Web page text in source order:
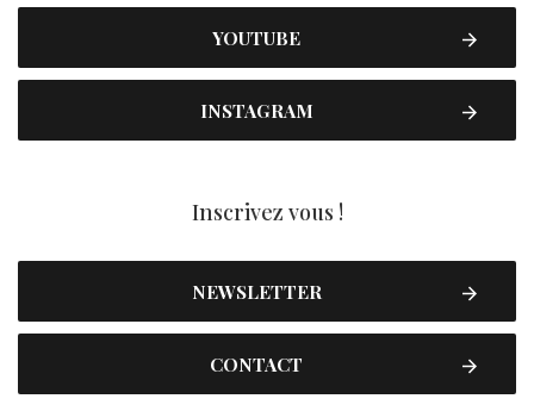
YOUTUBE
INSTAGRAM
Inscrivez vous !
NEWSLETTER
CONTACT